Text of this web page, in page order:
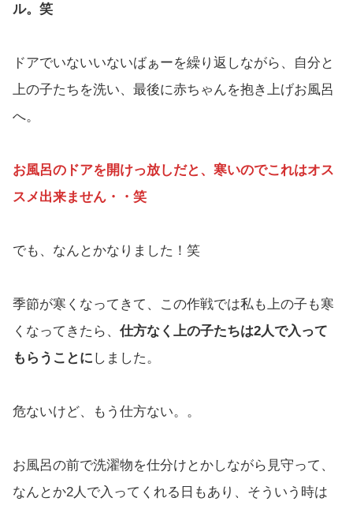
ル。笑
ドアでいないいないばぁーを繰り返しながら、自分と
上の子たちを洗い、最後に赤ちゃんを抱き上げお風呂
へ。
お風呂のドアを開けっ放しだと、寒いのでこれはオス
スメ出来ません・・笑
でも、なんとかなりました！笑
季節が寒くなってきて、この作戦では私も上の子も寒
くなってきたら、 仕方なく上の子たちは2人で入って
もらうことに しました。
危ないけど、もう仕方ない。。
お風呂の前で洗濯物を仕分けとかしながら見守って、
なんとか2人で入ってくれる日もあり、そういう時は